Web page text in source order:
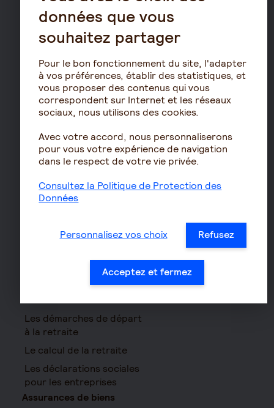
Assurance prévoyance TNS
Assurance homme clé
Prévoyance entreprise
Prévoyance cadre
Épargne
Assurance vie
PERCOL / PERECOL
PERO
Contrat de capitalisation
Le fonctionnement de
Les démarches de départ
à la retraite
Le calcul de la retraite
Les déclarations sociales
pour les entreprises
Assurances de biens
données que vous
souhaitez partager
Pour le bon fonctionnement du site, l'adapter
à vos préférences, établir des statistiques, et
vous proposer des contenus qui vous
correspondent sur Internet et les réseaux
sociaux, nous utilisons des cookies.
Avec votre accord, nous personnaliserons
pour vous votre expérience de navigation
dans le respect de votre vie privée.
Consultez la Politique de Protection des
Données
Personnalisez vos choix Refusez
Acceptez et fermez